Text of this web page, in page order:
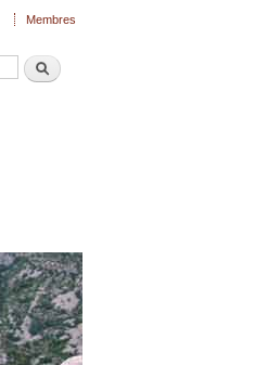
Recherche
Membres